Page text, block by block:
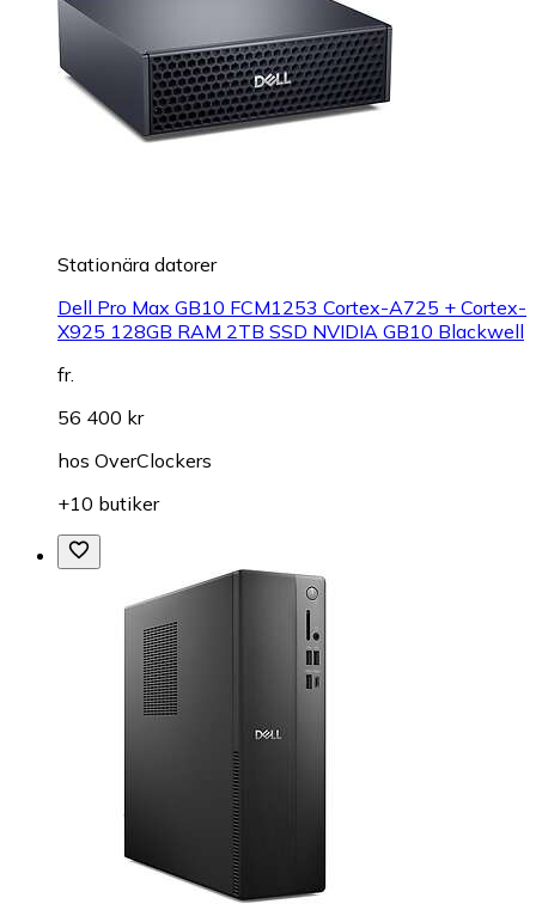
Stationära datorer
Dell Pro Max GB10 FCM1253 Cortex-A725 + Cortex-
X925 128GB RAM 2TB SSD NVIDIA GB10 Blackwell
fr.
56 400 kr
hos OverClockers
+10 butiker